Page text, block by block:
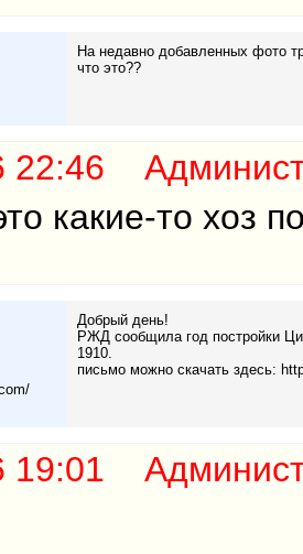
На недавно добавленных фото
что это??
22:46
какие-то хоз
Добрый день!
РЖД сообщила год постройки
1910.
письмо можно скачать здесь:
19:01